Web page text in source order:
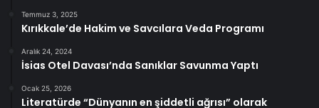
Temmuz 3, 2025
Kırıkkale’de Hakim ve Savcılara Veda Programı
Aralık 24, 2024
İsias Otel Davası’nda Sanıklar Savunma Yaptı
Ocak 25, 2026
Literatürde “Dünyanın en şiddetli ağrısı” olarak